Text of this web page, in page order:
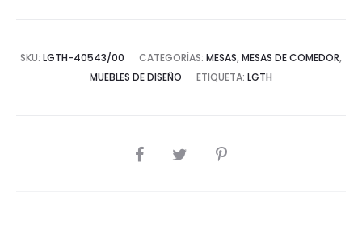
SKU: LGTH-40543/00 CATEGORÍAS: MESAS, MESAS DE COMEDOR,
MUEBLES DE DISEÑO
ETIQUETA: LGTH
COMPARTIR